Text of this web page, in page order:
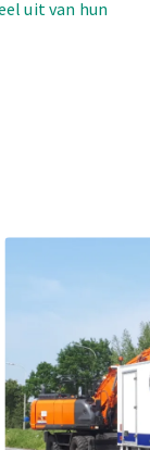
uit van hun